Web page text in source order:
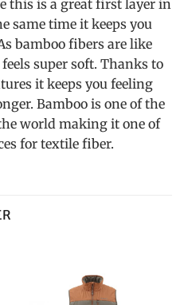
this is a great first layer in
same time it keeps you
bamboo fibers are like
super soft. Thanks to
it keeps you feeling
Bamboo is one of the
world making it one of
for textile fiber.